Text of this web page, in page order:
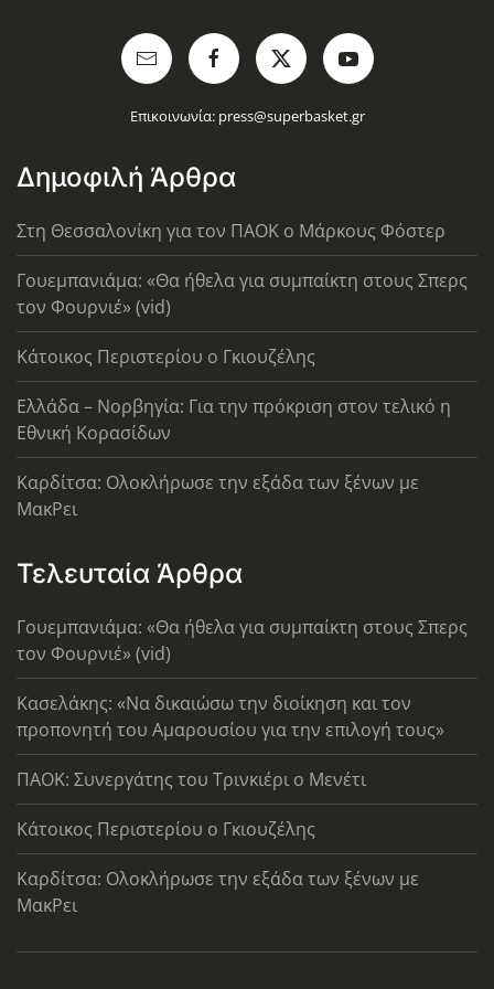
Επικοινωνία: press@superbasket.gr
Δημοφιλή Άρθρα
Στη Θεσσαλονίκη για τον ΠΑΟΚ ο Μάρκους Φόστερ
Γουεμπανιάμα: «Θα ήθελα για συμπαίκτη στους Σπερς
τον Φουρνιέ» (vid)
Κάτοικος Περιστερίου ο Γκιουζέλης
Ελλάδα – Νορβηγία: Για την πρόκριση στον τελικό η
Εθνική Κορασίδων
Καρδίτσα: Ολοκλήρωσε την εξάδα των ξένων με
ΜακΡει
Τελευταία Άρθρα
Γουεμπανιάμα: «Θα ήθελα για συμπαίκτη στους Σπερς
τον Φουρνιέ» (vid)
Κασελάκης: «Να δικαιώσω την διοίκηση και τον
προπονητή του Αμαρουσίου για την επιλογή τους»
ΠΑΟΚ: Συνεργάτης του Τρινκιέρι ο Μενέτι
Κάτοικος Περιστερίου ο Γκιουζέλης
Καρδίτσα: Ολοκλήρωσε την εξάδα των ξένων με
ΜακΡει